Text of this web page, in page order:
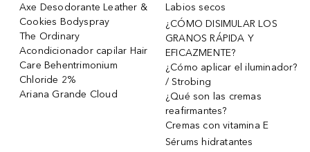
Axe Desodorante Leather &
Cookies Bodyspray
The Ordinary
Acondicionador capilar Hair
Care Behentrimonium
Chloride 2%
Ariana Grande Cloud
Labios secos
¿CÓMO DISIMULAR LOS
GRANOS RÁPIDA Y
EFICAZMENTE?
¿Cómo aplicar el iluminador?
/ Strobing
¿Qué son las cremas
reafirmantes?
Cremas con vitamina E
Sérums hidratantes